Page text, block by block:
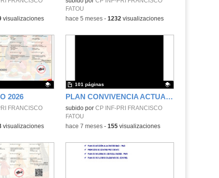
visualizaciones
FATOU
-hace 5 meses- 1232 visualizaciones
2026
FRANCISCO
visualizaciones
PLAN CONVIVENCIA ACTUALIZADO A 19-01-2026
Contenido educativo.
subido por CP INF-PRI FRANCISCO
FATOU
101 páginas
-hace 7 meses- 155visualizaciones